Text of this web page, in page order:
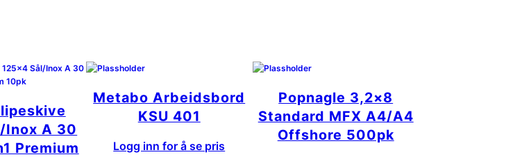
Inox A 30
Premium
Metabo Arbeidsbord
KSU 401
Logg inn for å se pris
Popnagle 3,2×8
Standard MFX A4/A4
Offshore 500pk